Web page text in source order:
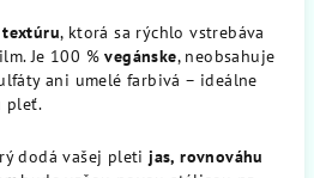
textúru, ktorá sa rýchlo vstrebáva
Je 100 %vegánske, neobsahuje
ani umelé farbivá – ideálne
pleť.
dodá vašej pletijas, rovnováhu